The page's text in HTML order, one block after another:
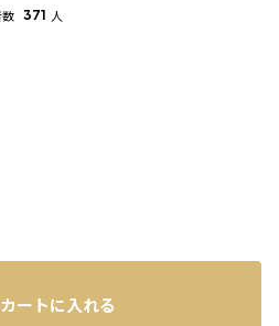
371 人
カートに入れる